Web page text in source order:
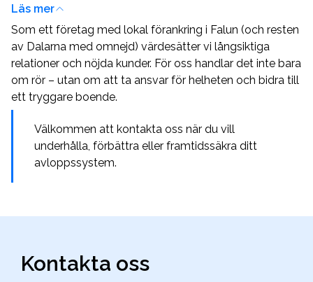
spolbilsandviken.se
spolbil-mora.se
spolbil-falun.se
spolbil-hofors.se
spolbil-avesta.se
spolbil-borlange.se
spolbilleksand.se
spolbilludvika.se
spolbil-gavle.se
relininggavle.se
reliningmora.se
Läs mer
Som ett företag med lokal förankring i Falun (och resten
av Dalarna med omnejd) värdesätter vi långsiktiga
relationer och nöjda kunder. För oss handlar det inte bara
om rör – utan om att ta ansvar för helheten och bidra till
ett tryggare boende.
Välkommen att kontakta oss när du vill
underhålla, förbättra eller framtidssäkra ditt
avloppssystem.
Kontakta oss